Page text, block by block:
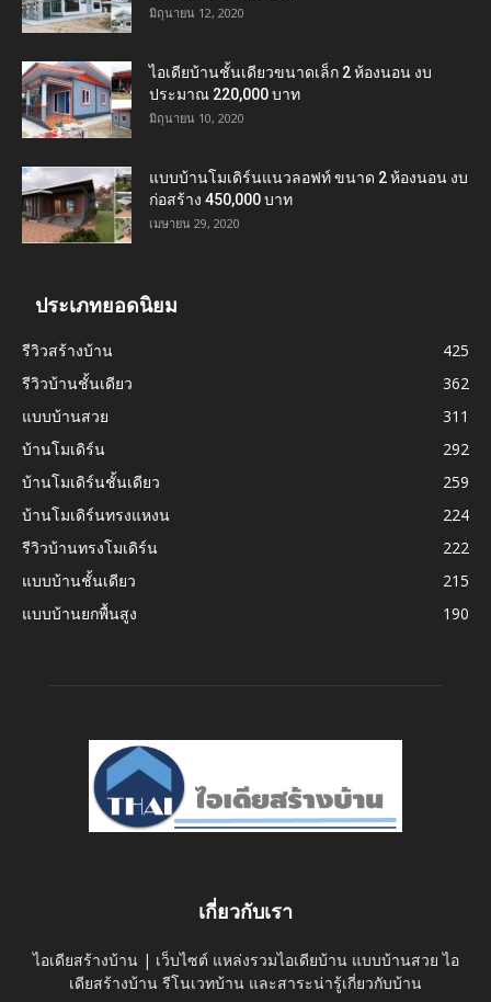
มิถุนายน 12, 2020
ไอเดียบ้านชั้นเดียวขนาดเล็ก 2 ห้องนอน งบ
ประมาณ 220,000 บาท
มิถุนายน 10, 2020
แบบบ้านโมเดิร์นแนวลอฟท์ ขนาด 2 ห้องนอน งบ
ก่อสร้าง 450,000 บาท
เมษายน 29, 2020
ประเภทยอดนิยม
รีวิวสร้างบ้าน
425
รีวิวบ้านชั้นเดียว
362
แบบบ้านสวย
311
บ้านโมเดิร์น
292
บ้านโมเดิร์นชั้นเดียว
259
บ้านโมเดิร์นทรงแหงน
224
รีวิวบ้านทรงโมเดิร์น
222
แบบบ้านชั้นเดียว
215
แบบบ้านยกพื้นสูง
190
เกี่ยวกับเรา
ไอเดียสร้างบ้าน | เว็บไซต์ แหล่งรวมไอเดียบ้าน แบบบ้านสวย ไอ
เดียสร้างบ้าน รีโนเวทบ้าน และสาระน่ารู้เกี่ยวกับบ้าน